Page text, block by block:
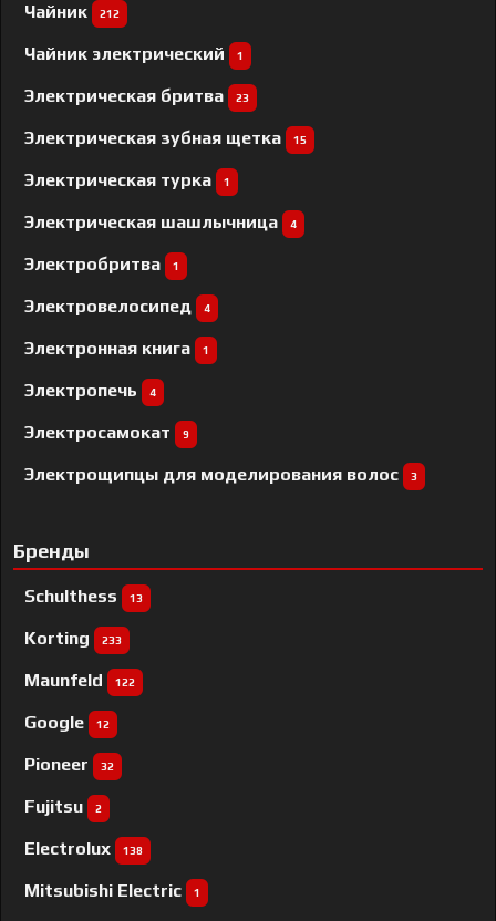
Чайник 212
Чайник электрический 1
Электрическая бритва 23
Электрическая зубная щетка 15
Электрическая турка 1
Электрическая шашлычница 4
Электробритва 1
Электровелосипед 4
Электронная книга 1
Электропечь 4
Электросамокат 9
Электрощипцы для моделирования волос 3
Бренды
Schulthess 13
Korting 233
Maunfeld 122
Google 12
Pioneer 32
Fujitsu 2
Electrolux 138
Mitsubishi Electric 1